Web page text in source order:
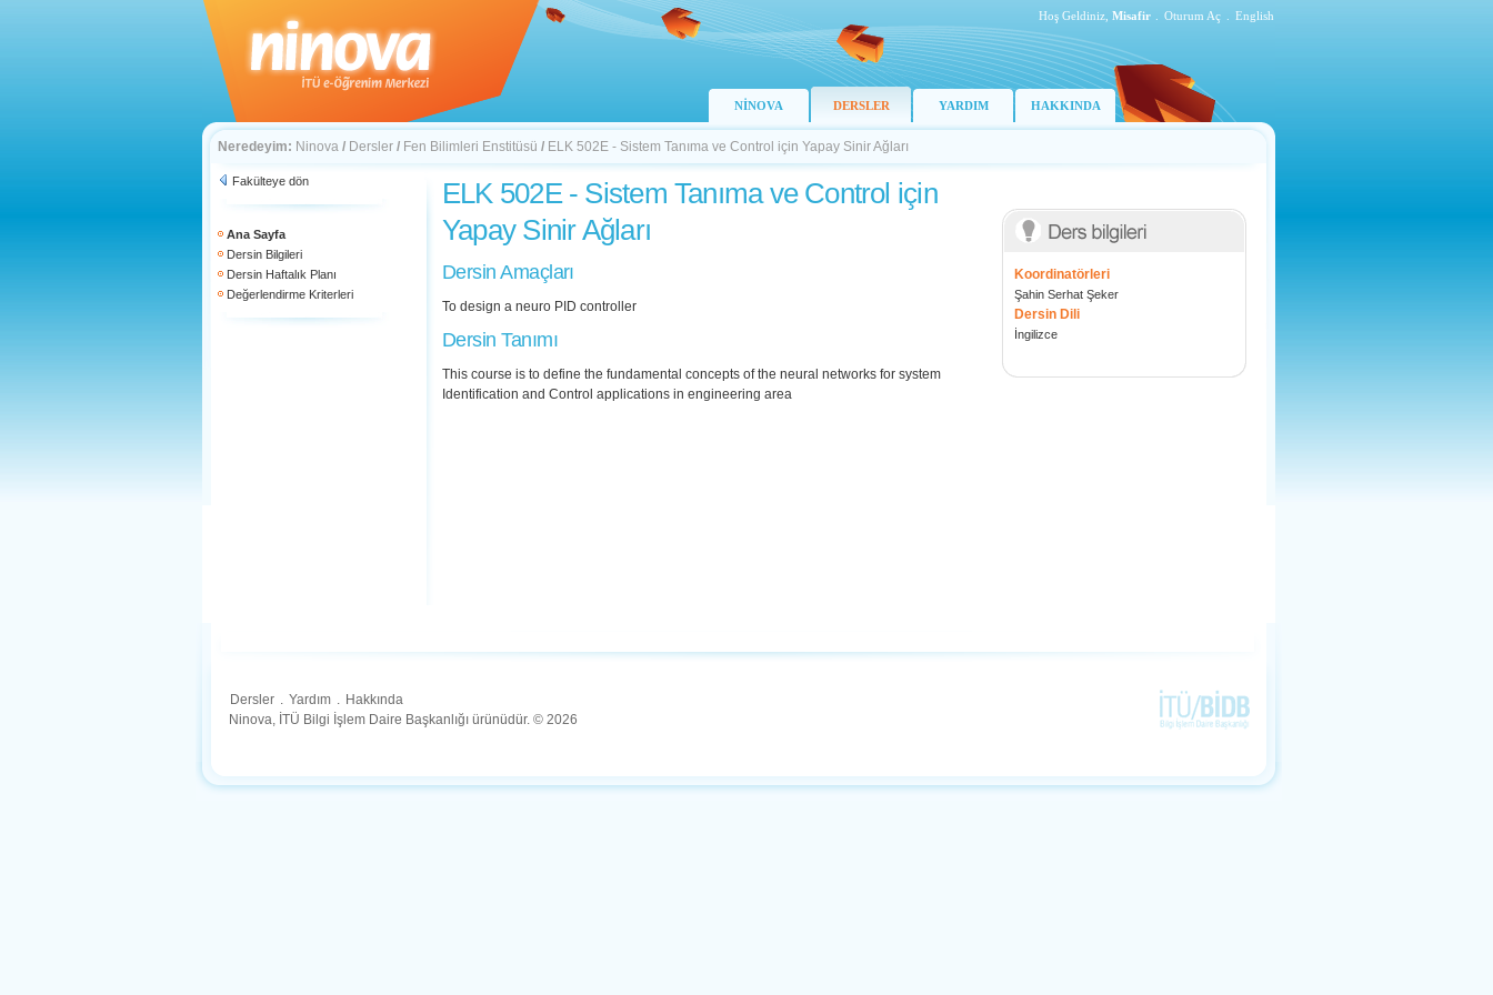
Hoş Geldiniz, Misafir Oturum Aç English
NİNOVA DERSLER YARDIM HAKKINDA
Neredeyim: Ninova / Dersler / Fen Bilimleri Enstitüsü / ELK 502E - Sistem Tanıma ve Control için Yapay Sinir Ağları
Fakülteye dön
Ana Sayfa
Dersin Bilgileri
Dersin Haftalık Planı
Değerlendirme Kriterleri
ELK 502E - Sistem Tanıma ve Control için
Yapay Sinir Ağları
Dersin Amaçları
To design a neuro PID controller
Dersin Tanımı
This course is to define the fundamental concepts of the neural networks for system
Identification and Control applications in engineering area
Koordinatörleri
Şahin Serhat Şeker
Dersin Dili
İngilizce
Dersler . Yardım . Hakkında
Ninova, İTÜ Bilgi İşlem Daire Başkanlığı ürünüdür. © 2026